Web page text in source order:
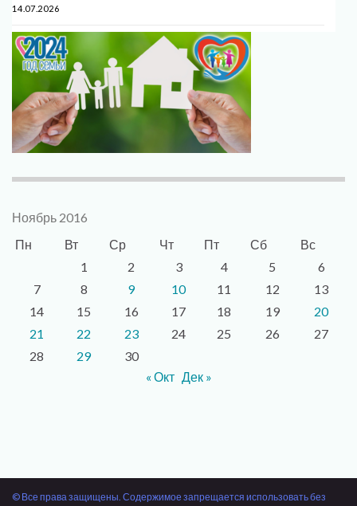
14.07.2026
Ноябрь 2016
Пн
Вт Ср Чт Пт Сб
Вс
1
2 3 4 5
6
7
8 9 10 11 12
13
14
15 16 17 18 19
20
21
22 23 24 25 26
27
28
29
30
« Окт Дек »
© Все права защищены. Содержимое запрещается использовать без